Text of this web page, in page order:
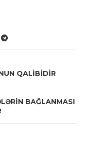
QALİBİDİR
BAĞLANMASI